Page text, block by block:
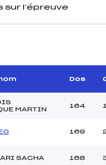
l’épreuve
:
Dos
MARTIN
164
169
SACHA 168